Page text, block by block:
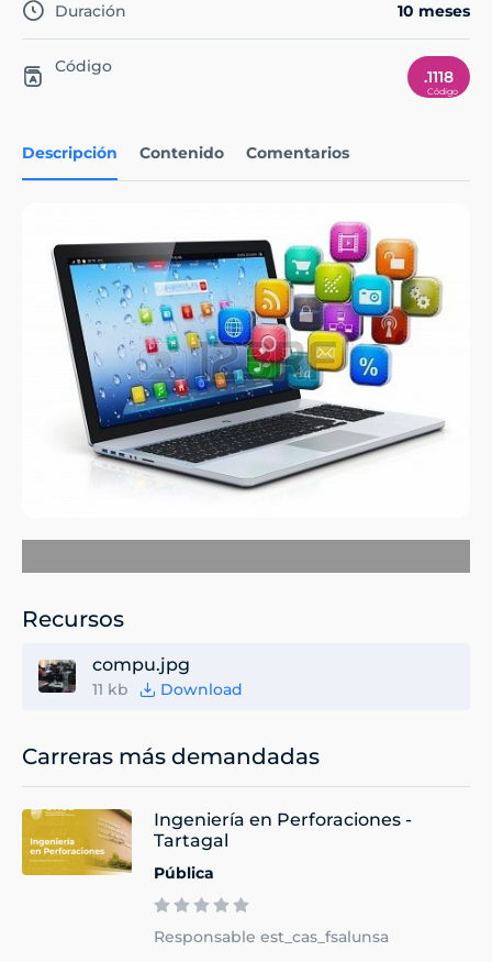
Descripción Contenido Comentarios
Recursos
compu.jpg
11 kb Download
Duración 10 meses
Código
.1118
Carreras más demandadas
Ingeniería en Perforaciones -
Tartagal
Pública
Responsable est_cas_fsalunsa